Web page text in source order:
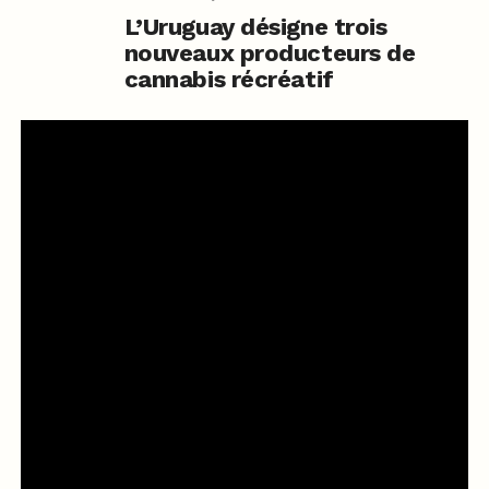
L’Uruguay désigne trois
nouveaux producteurs de
cannabis récréatif